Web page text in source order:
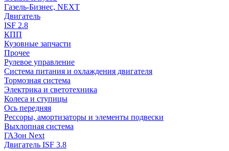
Газель-Бизнес, NEXT
Двигатель
ISF 2.8
КПП
Кузовные запчасти
Прочее
Рулевое управление
Система питания и охлаждения двигателя
Тормозная система
Электрика и светотехника
Колеса и ступицы
Ось передняя
Рессоры, амортизаторы и элементы подвески
Выхлопная система
ГАЗон Next
Двигатель ISF 3.8